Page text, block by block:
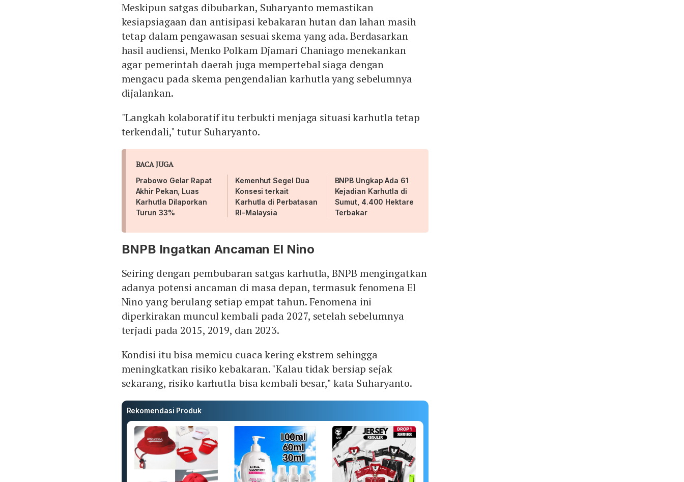
Meskipun satgas dibubarkan, Suharyanto memastikan
kesiapsiagaan dan antisipasi kebakaran hutan dan lahan masih
tetap dalam pengawasan sesuai skema yang ada. Berdasarkan
hasil audiensi, Menko Polkam Djamari Chaniago menekankan
agar pemerintah daerah juga mempertebal siaga dengan
mengacu pada skema pengendalian karhutla yang sebelumnya
dijalankan.
"Langkah kolaboratif itu terbukti menjaga situasi karhutla tetap
terkendali," tutur Suharyanto.
BACA JUGA
Prabowo Gelar Rapat
Akhir Pekan, Luas
Karhutla Dilaporkan
Turun 33%
Kemenhut Segel Dua
Konsesi terkait
Karhutla di Perbatasan
RI-Malaysia
BNPB Ungkap Ada 61
Kejadian Karhutla di
Sumut, 4.400 Hektare
Terbakar
BNPB Ingatkan Ancaman El Nino
Seiring dengan pembubaran satgas karhutla, BNPB mengingatkan
adanya potensi ancaman di masa depan, termasuk fenomena El
Nino yang berulang setiap empat tahun. Fenomena ini
diperkirakan muncul kembali pada 2027, setelah sebelumnya
terjadi pada 2015, 2019, dan 2023.
Kondisi itu bisa memicu cuaca kering ekstrem sehingga
meningkatkan risiko kebakaran. "Kalau tidak bersiap sejak
sekarang, risiko karhutla bisa kembali besar," kata Suharyanto.
Rekomendasi Produk